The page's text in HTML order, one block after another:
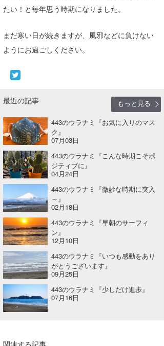
たい！と毎年思う時期になりました。
まだ寒い日が続きますが、風邪などに負けない
ようにお過ごしください。
最近の記事
もっと見る
443のウラナミ『お気に入りのマス
ク』
07月03日
443のウラナミ『こんな時期こそポ
ジティブに』
04月24日
443のウラナミ『微妙な時期に突入
～』
02月18日
443のウラナミ『早朝のサーフィ
ン』
12月10日
443のウラナミ『いつも感動をあり
がとうございます』
09月25日
443のウラナミ『少しだけ進歩』
07月16日
関連する記事
Soulman
たっちー
ハンマー
まっきー
三輪予報士
小川予報士
上田純子
上條将美
唐澤予報士
SancheZ
米山予報士